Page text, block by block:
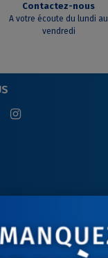
Contactez-nous
A votre écoute du lundi au
vendredi